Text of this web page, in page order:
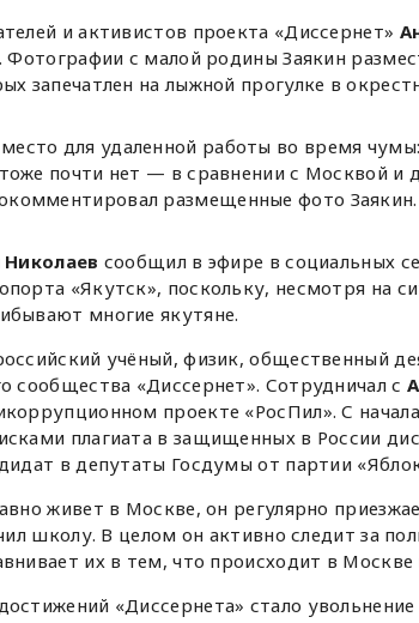
и активистов проекта «Диссернет»
Фотографии с малой родины Заякин
запечатлен на лыжной прогулке в
для удаленной работы во время
почти нет — в сравнении с Москвой и
размещенные фото Заякин.
Николаев сообщил в эфире в социальных
«Якутск», поскольку, несмотря на
многие якутяне.
учёный, физик, общественный
сообщества «Диссернет». Сотрудничал с
проекте «РосПил». С
плагиата в защищенных в России
в депутаты Госдумы от партии
живет в Москве, он регулярно
школу. В целом он активно следит за
их в тем, что происходит в Москве
«Диссернета» стало